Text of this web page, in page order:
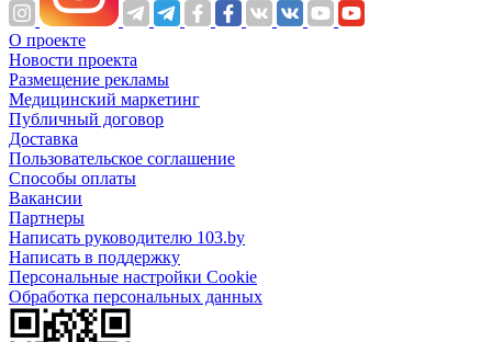
О проекте
Новости проекта
Размещение рекламы
Медицинский маркетинг
Публичный договор
Доставка
Пользовательское соглашение
Способы оплаты
Вакансии
Партнеры
Написать руководителю 103.by
Написать в поддержку
Персональные настройки Cookie
Обработка персональных данных